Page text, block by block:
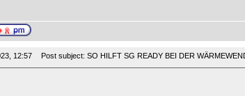
12:57 Post subject: SO HILFT SG READY BEI DER